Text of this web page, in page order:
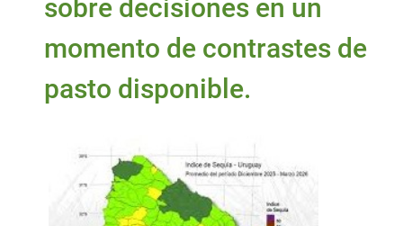
sobre decisiones en un
momento de contrastes de
pasto disponible.